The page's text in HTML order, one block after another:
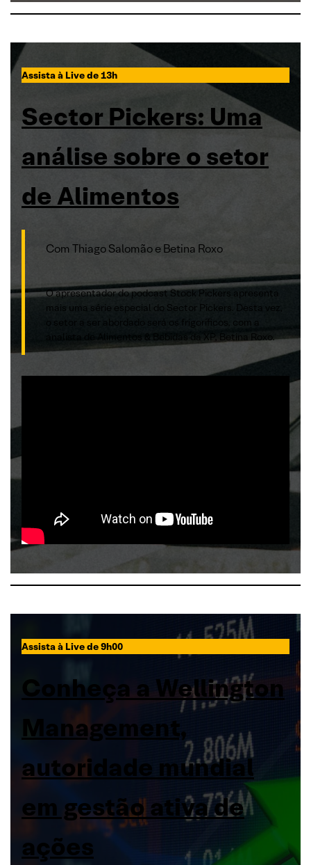
Assista à Live de 13h
Sector Pickers: Uma
análise sobre o setor
de Alimentos
Com Thiago Salomão e Betina Roxo
O apresentador do podcast Stock Pickers apresenta
mais uma série especial do Sector Pickers. Desta vez,
o setor a ser abordado será os frigoríficos, com a
analista de Alimentos & Bebidas da XP, Betina Roxo.
Assista à Live de 9h00
Conheça a Wellington
Management,
autoridade mundial
em gestão ativa de
ações